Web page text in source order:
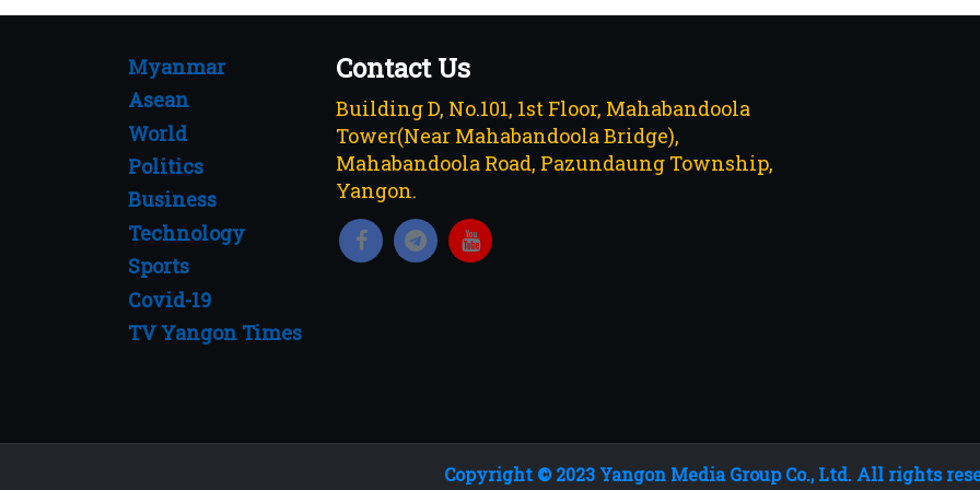
Myanmar
Asean
World
Politics
Business
Technology
Sports
Covid-19
TV Yangon Times
Contact Us
Building D, No.101, 1st Floor, Mahabandoola
Tower(Near Mahabandoola Bridge),
Mahabandoola Road, Pazundaung Township,
Yangon.
Copyright © 2023 Yangon Media Group Co., Ltd. All rights